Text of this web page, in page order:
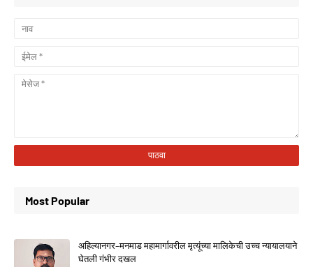
Most Popular
अहिल्यानगर–मनमाड महामार्गावरील मृत्यूंच्या मालिकेची उच्च न्यायालयाने
घेतली गंभीर दखल